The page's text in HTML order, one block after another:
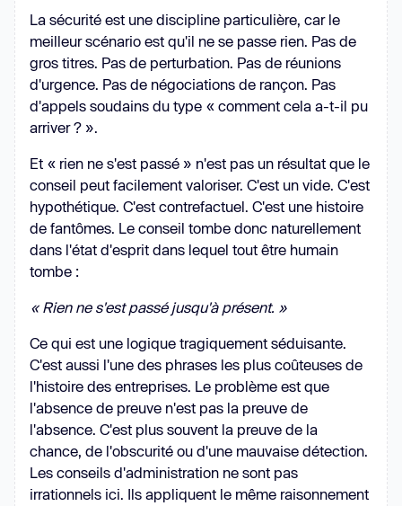
La sécurité est une discipline particulière, car le
meilleur scénario est qu'il ne se passe rien. Pas de
gros titres. Pas de perturbation. Pas de réunions
d'urgence. Pas de négociations de rançon. Pas
d'appels soudains du type « comment cela a-t-il pu
arriver ? ».
Et « rien ne s'est passé » n'est pas un résultat que le
conseil peut facilement valoriser. C'est un vide. C'est
hypothétique. C'est contrefactuel. C'est une histoire
de fantômes. Le conseil tombe donc naturellement
dans l'état d'esprit dans lequel tout être humain
tombe :
« Rien ne s'est passé jusqu'à présent. »
Ce qui est une logique tragiquement séduisante.
C'est aussi l'une des phrases les plus coûteuses de
l'histoire des entreprises. Le problème est que
l'absence de preuve n'est pas la preuve de
l'absence. C'est plus souvent la preuve de la
chance, de l'obscurité ou d'une mauvaise détection.
Les conseils d'administration ne sont pas
irrationnels ici. Ils appliquent le même raisonnement